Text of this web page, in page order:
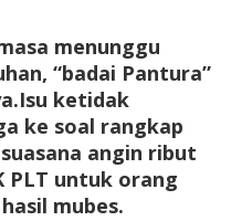
menunggu
“badai Pantura”
ketidak
ke soal rangkap
angin ribut
PLT untuk orang
mubes.